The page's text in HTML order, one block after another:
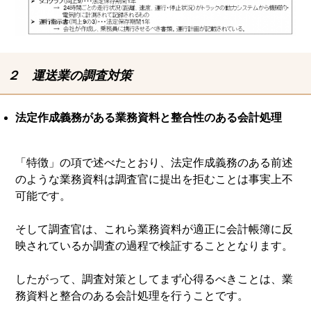
２ 運送業の調査対策
法定作成義務がある業務資料と整合性のある会計処理
「特徴」の項で述べたとおり、法定作成義務のある前述
のような業務資料は調査官に提出を拒むことは事実上不
可能です。
そして調査官は、これら業務資料が適正に会計帳簿に反
映されているか調査の過程で検証することとなります。
したがって、調査対策としてまず心得るべきことは、業
務資料と整合のある会計処理を行うことです。